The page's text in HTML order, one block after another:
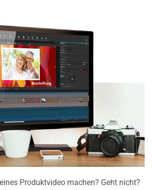
Produktvideo machen? Geht nicht?